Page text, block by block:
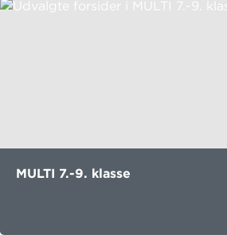
MULTI 7.-9. klasse